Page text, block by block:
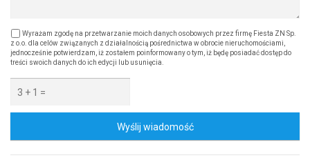
Wyrażam zgodę na przetwarzanie moich danych osobowych przez firmę Fiesta ZN Sp.
z o.o. dla celów związanych z działalnością pośrednictwa w obrocie nieruchomościami,
jednocześnie potwierdzam, iż zostałem poinformowany o tym, iż będę posiadać dostęp do
treści swoich danych do ich edycji lub usunięcia.
Wyślij wiadomość